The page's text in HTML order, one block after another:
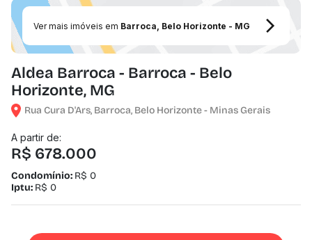
Ver mais imóveis em Barroca, Belo Horizonte - MG
Aldea Barroca - Barroca - Belo
Horizonte, MG
Rua Cura D'Ars, Barroca, Belo Horizonte - Minas Gerais
A partir de:
R$ 678.000
Condomínio: R$ 0
Iptu: R$ 0